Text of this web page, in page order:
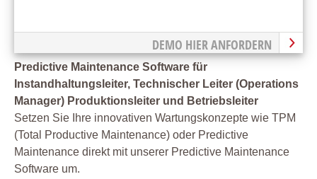
DEMO HIER ANFORDERN
Predictive Maintenance Software für
Instandhaltungsleiter, Technischer Leiter (Operations
Manager) Produktionsleiter und Betriebsleiter
Setzen Sie Ihre innovativen Wartungskonzepte wie TPM
(Total Productive Maintenance) oder Predictive
Maintenance direkt mit unserer Predictive Maintenance
Software um.